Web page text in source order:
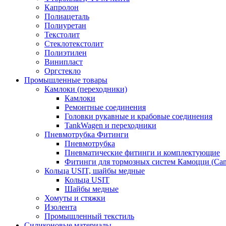
Капролон
Полиацеталь
Полиуретан
Текстолит
Стеклотекстолит
Полиэтилен
Винипласт
Оргстекло
Промышленные товары
Камлоки (переходники)
Камлоки
Ремонтные соединения
Головки рукавные и крабовые соединения
TankWagen и переходники
Пневмотрубка Фитинги
Пневмотрубка
Пневматические фитинги и комплектующие
Фитинги для тормозных систем Камоцци
Кольца USIT, шайбы медные
Кольца USIT
Шайбы медные
Хомуты и стяжки
Изолента
Промышленный текстиль